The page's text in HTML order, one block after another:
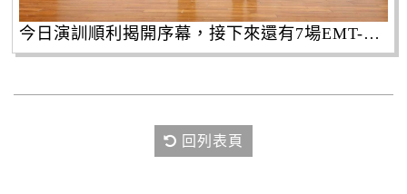
今日演訓順利揭開序幕，接下來還有7場EMT-1演訓將陸續登場，市府將持續深耕備役人力培訓，全面提升新北市的災害防救量能。
回列表頁